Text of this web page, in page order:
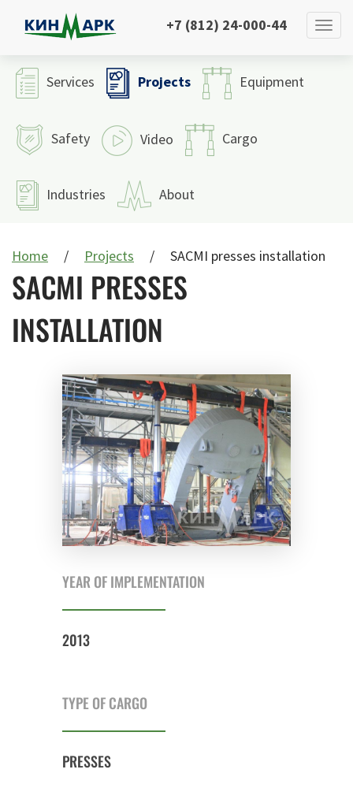
+7 (812) 24-000-44
Services Projects Equipment
Safety Video Cargo
Industries About
Home Projects SACMI presses installation
SACMI PRESSES
INSTALLATION
YEAR OF IMPLEMENTATION
2013
TYPE OF CARGO
PRESSES